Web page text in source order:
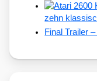
zehn
Final Trailer